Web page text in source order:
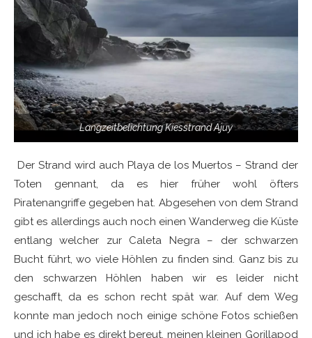
Langzeitbelichtung Kiesstrand Ajuy
Der Strand wird auch Playa de los Muertos – Strand der
Toten gennant, da es hier früher wohl öfters
Piratenangriffe gegeben hat. Abgesehen von dem Strand
gibt es allerdings auch noch einen Wanderweg die Küste
entlang welcher zur Caleta Negra – der schwarzen
Bucht führt, wo viele Höhlen zu finden sind. Ganz bis zu
den schwarzen Höhlen haben wir es leider nicht
geschafft, da es schon recht spät war. Auf dem Weg
konnte man jedoch noch einige schöne Fotos schießen
und ich habe es direkt bereut, meinen kleinen Gorillapod